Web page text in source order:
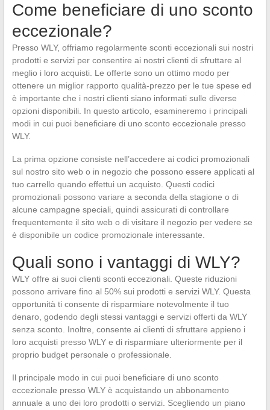
Come beneficiare di uno sconto
eccezionale?
Presso WLY, offriamo regolarmente sconti eccezionali sui nostri
prodotti e servizi per consentire ai nostri clienti di sfruttare al
meglio i loro acquisti. Le offerte sono un ottimo modo per
ottenere un miglior rapporto qualità-prezzo per le tue spese ed
è importante che i nostri clienti siano informati sulle diverse
opzioni disponibili. In questo articolo, esamineremo i principali
modi in cui puoi beneficiare di uno sconto eccezionale presso
WLY.
La prima opzione consiste nell’accedere ai codici promozionali
sul nostro sito web o in negozio che possono essere applicati al
tuo carrello quando effettui un acquisto. Questi codici
promozionali possono variare a seconda della stagione o di
alcune campagne speciali, quindi assicurati di controllare
frequentemente il sito web o di visitare il negozio per vedere se
è disponibile un codice promozionale interessante.
Quali sono i vantaggi di WLY?
WLY offre ai suoi clienti sconti eccezionali. Queste riduzioni
possono arrivare fino al 50% sui prodotti e servizi WLY. Questa
opportunità ti consente di risparmiare notevolmente il tuo
denaro, godendo degli stessi vantaggi e servizi offerti da WLY
senza sconto. Inoltre, consente ai clienti di sfruttare appieno i
loro acquisti presso WLY e di risparmiare ulteriormente per il
proprio budget personale o professionale.
Il principale modo in cui puoi beneficiare di uno sconto
eccezionale presso WLY è acquistando un abbonamento
annuale a uno dei loro prodotti o servizi. Scegliendo un piano